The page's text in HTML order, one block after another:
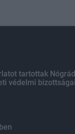
tartottak Nógrád
védelmi bizottságai